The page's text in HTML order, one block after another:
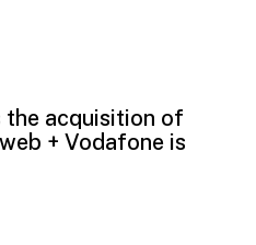
the acquisition of
+ Vodafone is